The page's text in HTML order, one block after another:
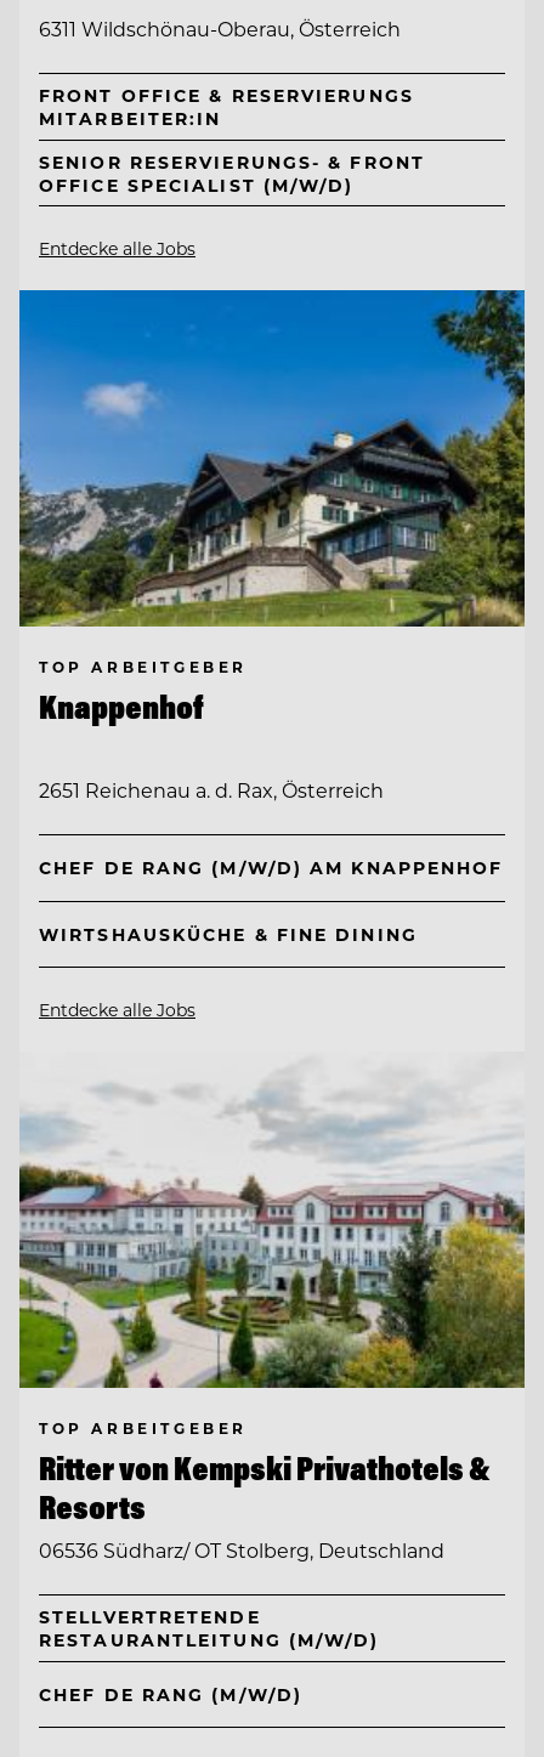
6311 Wildschönau-Oberau, Österreich
FRONT OFFICE & RESERVIERUNGS
MITARBEITER:IN
SENIOR RESERVIERUNGS- & FRONT
OFFICE SPECIALIST (M/W/D)
Entdecke alle Jobs
TOP ARBEITGEBER
Knappenhof
2651 Reichenau a. d. Rax, Österreich
CHEF DE RANG (M/W/D) AM KNAPPENHOF
WIRTSHAUSKÜCHE & FINE DINING
Entdecke alle Jobs
TOP ARBEITGEBER
Ritter von Kempski Privathotels &
Resorts
06536 Südharz/ OT Stolberg, Deutschland
STELLVERTRETENDE
RESTAURANTLEITUNG (M/W/D)
CHEF DE RANG (M/W/D)